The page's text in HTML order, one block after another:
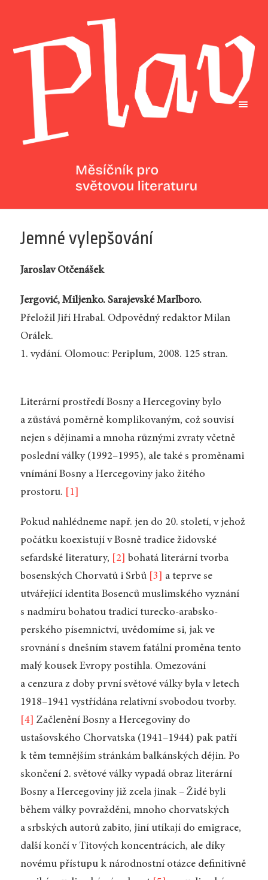
Jemné vylepšování
Jaroslav Otčenášek
Jergović, Miljenko. Sarajevské Marlboro.
Přeložil Jiří Hrabal. Odpovědný redaktor Milan
Orálek.
1. vydání. Olomouc: Periplum, 2008. 125 stran.
Literární prostředí Bosny a Hercegoviny bylo
a zůstává poměrně komplikovaným, což souvisí
nejen s dějinami a mnoha různými zvraty včetně
poslední války (1992–1995), ale také s proměnami
vnímání Bosny a Hercegoviny jako žitého
prostoru.
[1]
Pokud nahlédneme např. jen do 20. století, v jehož
počátku koexistují v Bosně tradice židovské
sefardské literatury,
[2]
bohatá literární tvorba
bosenských Chorvatů i Srbů
[3]
a teprve se
utvářející identita Bosenců muslimského vyznání
s nadmíru bohatou tradicí turecko-arabsko-
perského písemnictví, uvědomíme si, jak ve
srovnání s dnešním stavem fatální proměna tento
malý kousek Evropy postihla. Omezování
a cenzura z doby první světové války byla v letech
1918–1941 vystřídána relativní svobodou tvorby.
[4]
Začlenění Bosny a Hercegoviny do
ustašovského Chorvatska (1941–1944) pak patří
k těm temnějším stránkám balkánských dějin. Po
skončení 2. světové války vypadá obraz literární
Bosny a Hercegoviny již zcela jinak – Židé byli
během války povražděni, mnoho chorvatských
a srbských autorů zabito, jiní utíkají do emigrace,
další končí v Titových koncentrácích, ale díky
novému přístupu k národnostní otázce definitivně